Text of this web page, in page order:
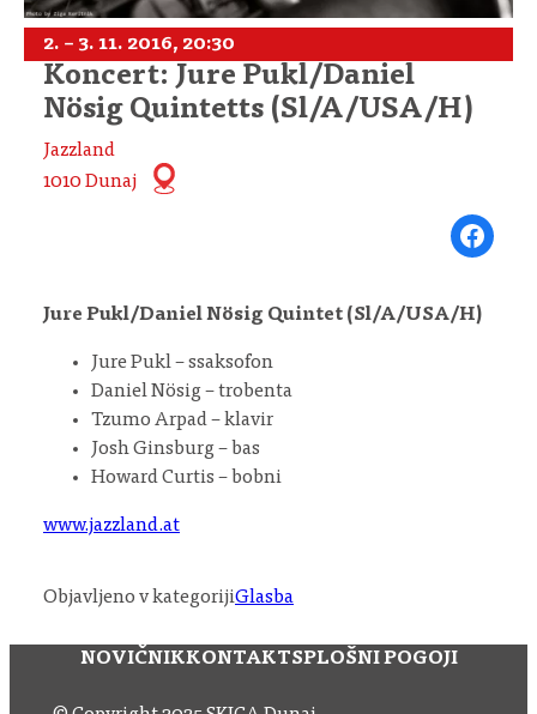
2. – 3. 11. 2016, 20:30
Koncert: Jure Pukl/Daniel
Nösig Quintetts (Sl/A/USA/H)
Jazzland
1010 Dunaj
Share on
Jure Pukl/Daniel Nösig Quintet (Sl/A/USA/H)
Jure Pukl – ssaksofon
Daniel Nösig – trobenta
Tzumo Arpad – klavir
Josh Ginsburg – bas
Howard Curtis – bobni
www.jazzland.at
Objavljeno v kategorijiGlasba
NOVIČNIKKONTAKTSPLOŠNI POGOJI